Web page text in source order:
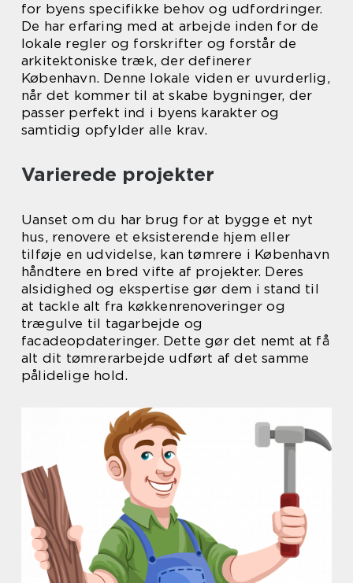
for byens specifikke behov og udfordringer.
De har erfaring med at arbejde inden for de
lokale regler og forskrifter og forstår de
arkitektoniske træk, der definerer
København. Denne lokale viden er uvurderlig,
når det kommer til at skabe bygninger, der
passer perfekt ind i byens karakter og
samtidig opfylder alle krav.
Varierede projekter
Uanset om du har brug for at bygge et nyt
hus, renovere et eksisterende hjem eller
tilføje en udvidelse, kan tømrere i København
håndtere en bred vifte af projekter. Deres
alsidighed og ekspertise gør dem i stand til
at tackle alt fra køkkenrenoveringer og
trægulve til tagarbejde og
facadeopdateringer. Dette gør det nemt at få
alt dit tømrerarbejde udført af det samme
pålidelige hold.